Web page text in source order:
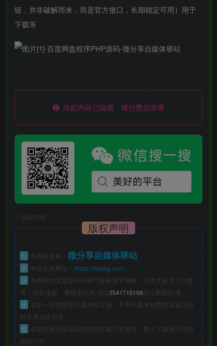
链，并非破解而来，而是官方接口，长期稳定可用）用于
下载等
此处内容已隐藏，请付费后查看
版权声明
版权声明
1 本网站名称： 微分享自媒体驿站
2 本站永久网址： https://ksvlog.com
3
本网站的文章部分内容可能来源于网络，仅供大家学习与参
考，如有侵权，请联系站长 QQ:3541716168进行删除处理。
4
本站一切资源不代表本站立场，并不代表本站赞同其观点和
对其真实性负责。
5
本站资源无法保证软件能长期正常使用，禁止下载用于任何
违法行为